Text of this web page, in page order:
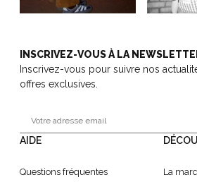
INSCRIVEZ-VOUS À LA
Inscrivez-vous pour suivre nos
offres exclusives.
AIDE
Questions fréquentes
La